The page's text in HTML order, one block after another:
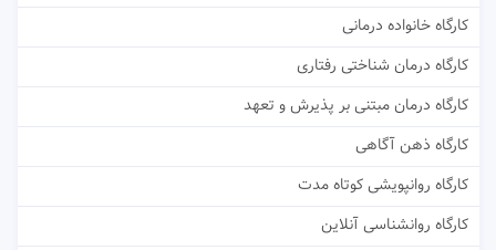
کارگاه خانواده درمانی
کارگاه درمان شناختی رفتاری
کارگاه درمان مبتنی بر پذیرش و تعهد
کارگاه ذهن آگاهی
کارگاه روانپویشی کوتاه مدت
کارگاه روانشناسی آنلاین